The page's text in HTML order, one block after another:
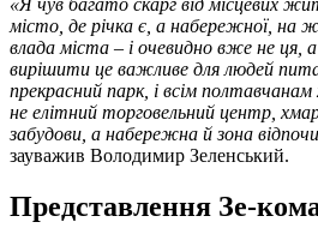
«Я чув багато скарг від місцевих
місто, де річка є, а набережної, на
влада міста – і очевидно вже не ця,
вирішити це важливе для людей
прекрасний парк, і всім
не елітний торговельний центр,
забудови, а набережна й зона
зауважив Володимир Зеленський.
Представлення Зе-